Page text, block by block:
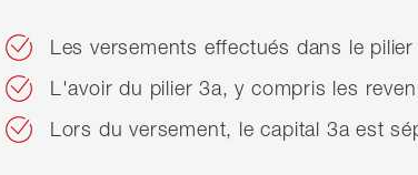
Les versements effectués dans le
L'avoir du pilier 3a, y compris les
Lors du versement, le capital 3a est